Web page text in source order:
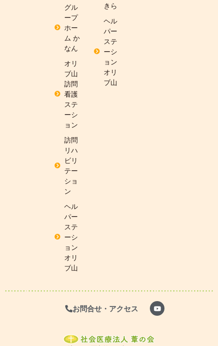
グル
ープ
ホー
ム か
なん
オリ
ブ山
訪問
看護
ステ
ーシ
ョン
訪問
リハ
ビリ
テー
ショ
ン
ヘル
パー
ステ
ーシ
ョン
オリ
ブ山
きら
ヘル
パー
ステ
ーシ
ョン
オリ
ブ山
お問合せ・アクセス